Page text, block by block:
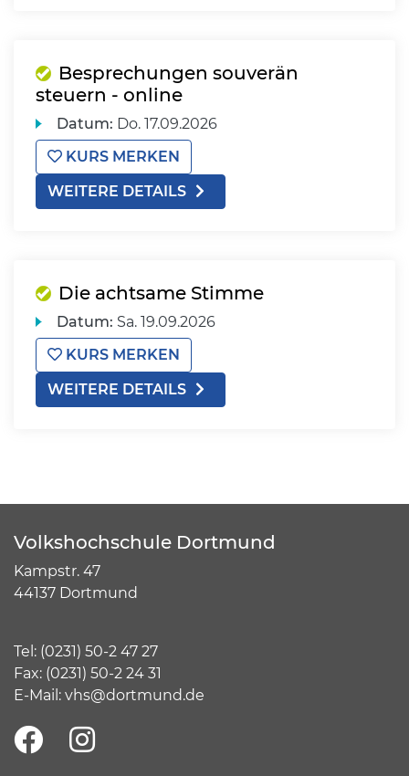
Besprechungen souverän
steuern - online
Datum: Do. 17.09.2026
KURS MERKEN
WEITERE DETAILS
Die achtsame Stimme
Datum: Sa. 19.09.2026
KURS MERKEN
WEITERE DETAILS
Volkshochschule Dortmund
Kampstr. 47
44137 Dortmund
Tel: (0231) 50-2 47 27
Fax: (0231) 50-2 24 31
E-Mail: vhs@dortmund.de